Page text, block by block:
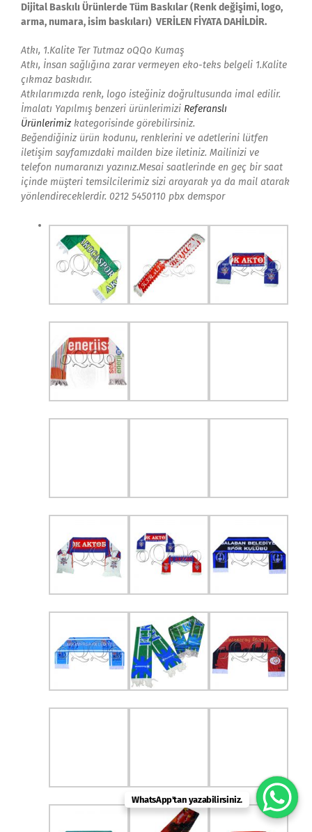
Dijital Baskılı Ürünlerde Tüm Baskılar (Renk değişimi, logo,
arma, numara, isim baskıları) VERİLEN FİYATA DAHİLDİR.
Atkı, 1.Kalite Ter Tutmaz oQQo Kumaş
Atkı, İnsan sağlığına zarar vermeyen eko-teks belgeli 1.Kalite
çıkmaz baskıdır.
Atkılarımızda renk, logo isteğiniz doğrultusunda imal edilir.
İmalatı Yapılmış benzeri ürünlerimizi Referanslı
Ürünlerimiz kategorisinde görebilirsiniz.
Beğendiğiniz ürün kodunu, renklerini ve adetlerini lütfen
iletişim sayfamızdaki mailden bize iletiniz. Mailinizi ve
telefon numaranızı yazınız.Mesai saatlerinde en geç bir saat
içinde müşteri temsilcilerimiz sizi arayarak ya da mail atarak
yönlendireceklerdir. 0212 5450110 pbx demspor
WhatsApp'tan yazabilirsiniz.